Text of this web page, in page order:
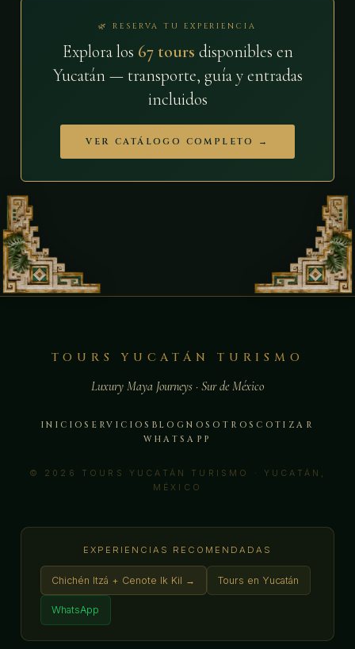
🌿 RESERVA TU EXPERIENCIA
Explora los 67 tours disponibles en
Yucatán — transporte, guía y entradas
incluidos
VER CATÁLOGO COMPLETO →
TOURS YUCATÁN TURISMO
Luxury Maya Journeys · Sur de México
INICIOSERVICIOS BLOGNOSOTROS COTIZAR
WHATSAPP
© 2026 TOURS YUCATÁN TURISMO · YUCATÁN,
MÉXICO
EXPERIENCIAS RECOMENDADAS
Chichén Itzá + Cenote Ik Kil → Tours en Yucatán
WhatsApp